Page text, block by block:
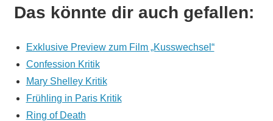
Das könnte dir auch gefallen:
Exklusive Preview zum Film „Kusswechsel“
Confession Kritik
Mary Shelley Kritik
Frühling in Paris Kritik
Ring of Death